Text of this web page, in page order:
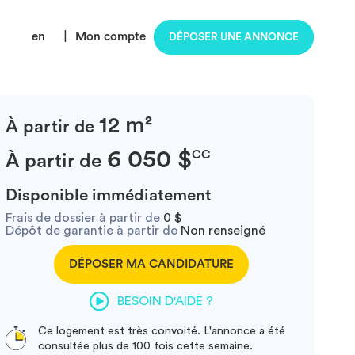
en Mon compte DÉPOSER UNE ANNONCE
À partir de 12 m²
À partir de 6 050 $CC
Disponible immédiatement
Frais de dossier à partir de 0 $
Dépôt de garantie à partir deNon renseigné
DÉPOSER MA CANDIDATURE
BESOIN D'AIDE ?
Ce logement est très convoité. L'annonce a été
consultée plus de 100 fois cette semaine.